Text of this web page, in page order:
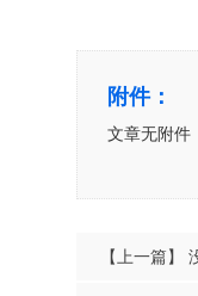
附件：
文章无附件
【上一篇】